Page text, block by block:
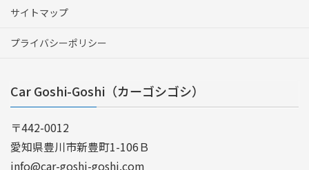
サイトマップ
プライバシーポリシー
Car Goshi-Goshi（カーゴシゴシ）
〒442-0012
愛知県豊川市新豊町1-106Ｂ
info@car-goshi-goshi.com